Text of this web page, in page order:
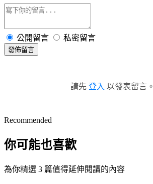
公開留言 私密留言
發佈留言
請先 登入 以發表留言。
Recommended
你可能也喜歡
為你精選 3 篇值得延伸閱讀的內容